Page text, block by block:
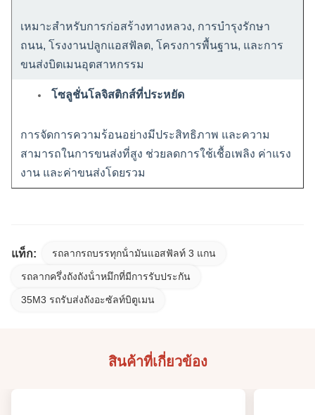
เหมาะสําหรับการก่อสร้างทางหลวง, การบํารุงรักษา
ถนน, โรงงานปลูกแอสฟัลต, โครงการพื้นฐาน, และการ
ขนส่งบิตเมนอุตสาหกรรม
โซลูชั่นโลจิสติกส์ที่ประหยัด
การจัดการความร้อนอย่างมีประสิทธิภาพ และความ
สามารถในการขนส่งที่สูง ช่วยลดการใช้เชื้อเพลิง ค่าแรง
งาน และค่าขนส่งโดยรวม
แท็ก: รถลากรถบรรทุกน้ํามันแอสฟัลท์ 3 แกน
รถลากครึ่งถังถังน้ําหมึกที่มีการรับประกัน
35M3 รถรับส่งถังอะซัลท์บิตูเมน
สินค้าที่เกี่ยวข้อง